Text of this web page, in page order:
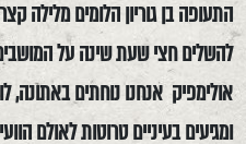
להשלים חצי שעת שינה על
אולימפיק אנחנו נוחתים באתונה,
ומגיעים בעיניים טרוטות לאולם